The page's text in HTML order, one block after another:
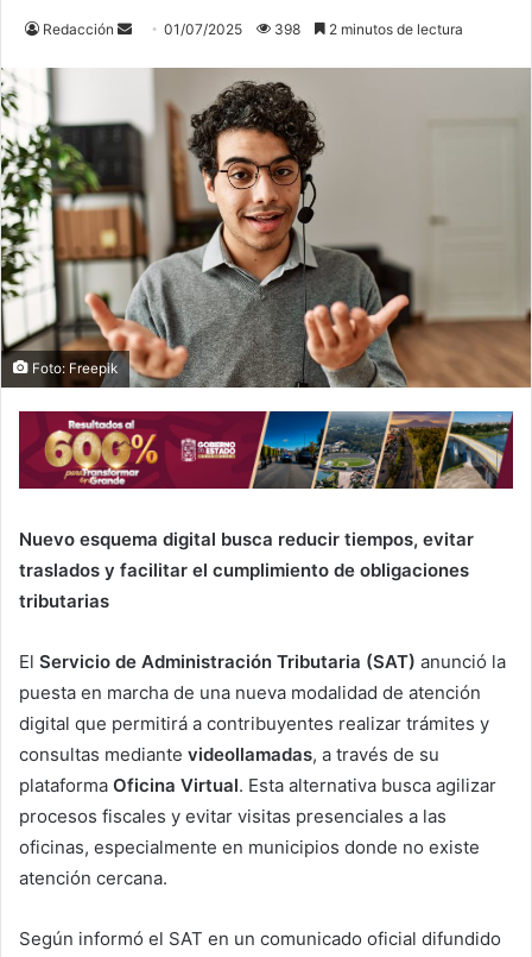
Redacción
Send01/07/2025 398 2 minutos de lectura
Foto: Freepik
Nuevo esquema digital busca reducir tiempos, evitar
traslados y facilitar el cumplimiento de obligaciones
tributarias
El Servicio de Administración Tributaria (SAT) anunció la
puesta en marcha de una nueva modalidad de atención
digital que permitirá a contribuyentes realizar trámites y
consultas mediante videollamadas, a través de su
plataforma Oficina Virtual. Esta alternativa busca agilizar
procesos fiscales y evitar visitas presenciales a las
oficinas, especialmente en municipios donde no existe
atención cercana.
Según informó el SAT en un comunicado oficial difundido